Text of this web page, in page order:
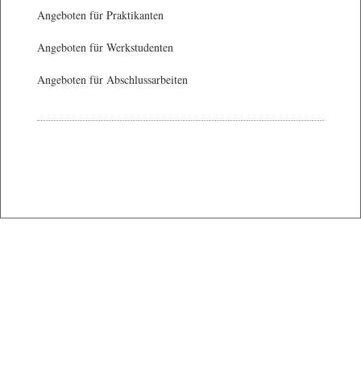
Angeboten für Praktikanten
Angeboten für Werkstudenten
Angeboten für Abschlussarbeiten